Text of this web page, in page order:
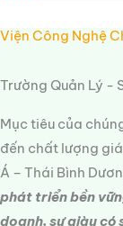
Viện Công Nghệ
Trường Quản Lý -
Mục tiêu của
đến chất lượng
Á – Thái Bình
phát triển bền
doanh, sự giàu có